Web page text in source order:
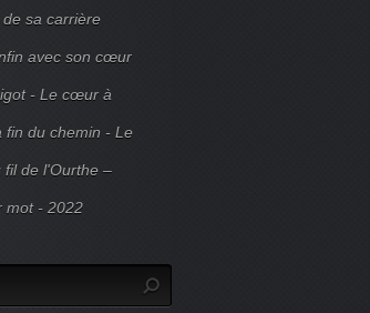
sa carrière
avec son cœur
- Le cœur à
fin du chemin - Le
fil de l'Ourthe –
mot - 2022